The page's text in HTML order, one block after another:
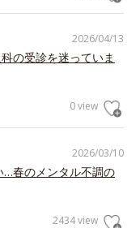
2026/04/13
の受診を迷っていま
0 view
2026/03/10
…春のメンタル不調の
2434 view